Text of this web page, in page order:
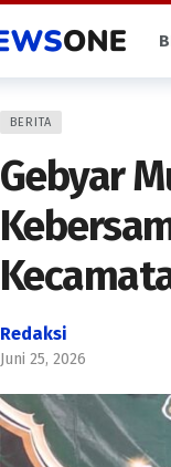
BERITA
Gebyar
Redaksi
Juni 25, 2026